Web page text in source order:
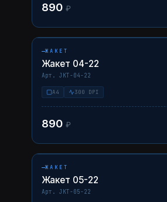
890 ₽
НАВЕДИТЕ — ФОТО ↗
ЖАКЕТ
Жакет 04-22
Арт. JKT-04-22
A4 300 DPI
890 ₽
НАВЕДИТЕ — ФОТО ↗
ЖАКЕТ
Жакет 05-22
Арт. JKT-05-22